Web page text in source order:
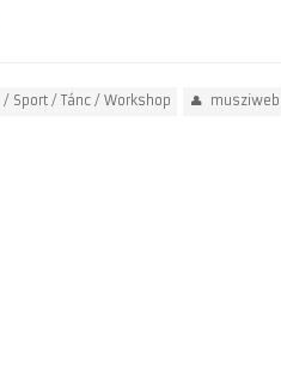
/ Sport/ Tánc/ Workshop musziweb